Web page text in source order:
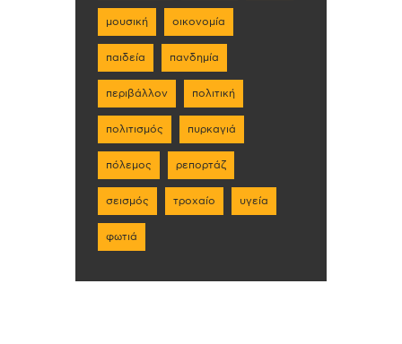
μουσική οικονομία
παιδεία πανδημία
περιβάλλον πολιτική
πολιτισμός πυρκαγιά
πόλεμος ρεπορτάζ
σεισμός τροχαίο υγεία
φωτιά